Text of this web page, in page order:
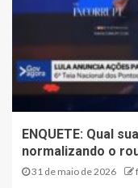
ENQUETE: Qual
normalizando o
31 de maio de 2026